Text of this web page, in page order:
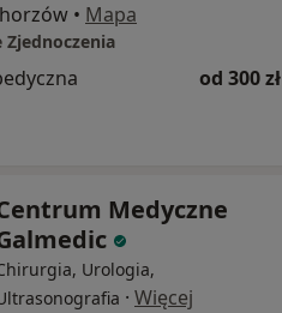
• Mapa
Zjednoczenia
od 300 zł
Medyczne
Urologia,
· Więcej